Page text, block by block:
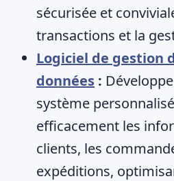
sécurisée et
transactions et la
Logiciel de gestion
données :
système
efficacement les
clients, les
expéditions,